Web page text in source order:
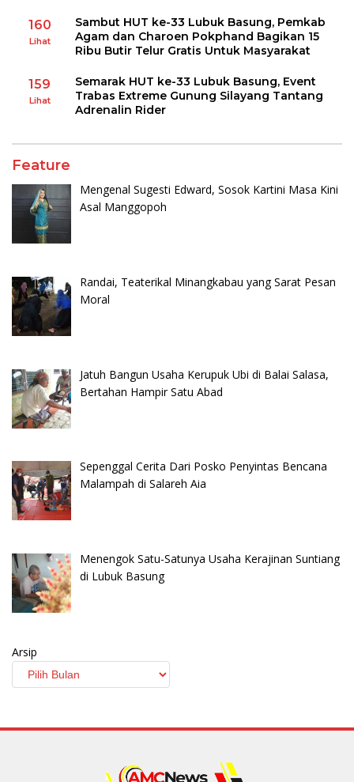
160
Lihat
Sambut HUT ke-33 Lubuk Basung, Pemkab
Agam dan Charoen Pokphand Bagikan 15
Ribu Butir Telur Gratis Untuk Masyarakat
159
Lihat
Semarak HUT ke-33 Lubuk Basung, Event
Trabas Extreme Gunung Silayang Tantang
Adrenalin Rider
Feature
Mengenal Sugesti Edward, Sosok Kartini Masa Kini
Asal Manggopoh
Randai, Teaterikal Minangkabau yang Sarat Pesan
Moral
Jatuh Bangun Usaha Kerupuk Ubi di Balai Salasa,
Bertahan Hampir Satu Abad
Sepenggal Cerita Dari Posko Penyintas Bencana
Malampah di Salareh Aia
Menengok Satu-Satunya Usaha Kerajinan Suntiang
di Lubuk Basung
Arsip